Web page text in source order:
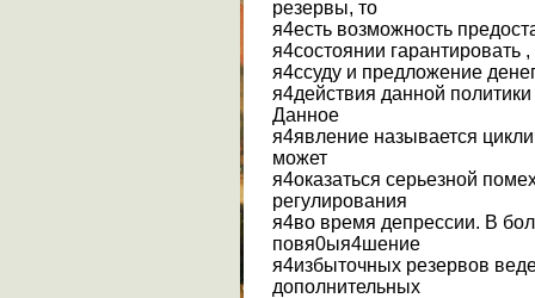
резервы, то
я4есть возможность
я4состоянии гарантировать
я4ссуду и предложение
я4действия данной
Данное
я4явление называется
может
я4оказаться серьезной
регулирования
я4во время депрессии. В
повя0ыя4шение
я4избыточных резервов
дополнительных